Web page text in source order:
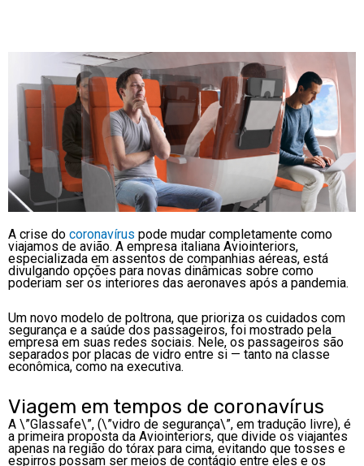
A crise do coronavírus pode mudar completamente como
viajamos de avião. A empresa italiana Aviointeriors,
especializada em assentos de companhias aéreas, está
divulgando opções para novas dinâmicas sobre como
poderiam ser os interiores das aeronaves após a pandemia.
Um novo modelo de poltrona, que prioriza os cuidados com
segurança e a saúde dos passageiros, foi mostrado pela
empresa em suas redes sociais. Nele, os passageiros são
separados por placas de vidro entre si — tanto na classe
econômica, como na executiva.
Viagem em tempos de coronavírus
A \”Glassafe\”, (\”vidro de segurança\”, em tradução livre), é
a primeira proposta da Aviointeriors, que divide os viajantes
apenas na região do tórax para cima, evitando que tosses e
espirros possam ser meios de contágio entre eles e os